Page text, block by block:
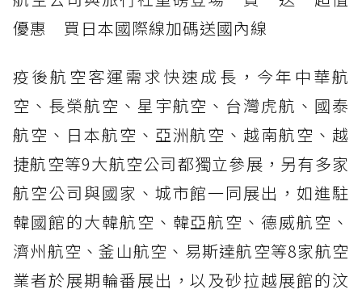
優惠 買日本國際線加碼送國內線
疫後航空客運需求快速成長，今年中華航
空、長榮航空、星宇航空、台灣虎航、國泰
航空、日本航空、亞洲航空、越南航空、越
捷航空等9大航空公司都獨立參展，另有多家
航空公司與國家、城市館一同展出，如進駐
韓國館的大韓航空、韓亞航空、德威航空、
濟州航空、釜山航空、易斯達航空等8家航空
業者於展期輪番展出，以及砂拉越展館的汶